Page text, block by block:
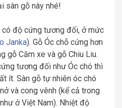
sàn gỗ này nhé!
có độ cứng tương đối, ở mức
Janka). Gỗ Óc chỗ cứng hơn
gỗ Căm xe và gỗ Chiu Liu.
tương đối như Óc chó thì
ít. Sàn gỗ tự nhiên óc chó
và cong vênh (kể cả trong
ở Việt Nam). Nhiệt độ